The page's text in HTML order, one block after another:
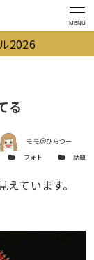
MENU
2026
る
著者
モモ＠ひらつー
カテゴリー
フォト カテゴリー
話題
ています。